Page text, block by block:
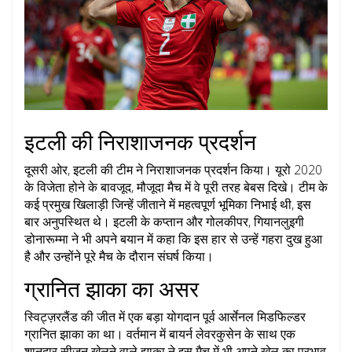
इटली की निराशाजनक प्रदर्शन
दूसरी ओर, इटली की टीम ने निराशाजनक प्रदर्शन किया। यूरो 2020
के विजेता होने के बावजूद, मौजूदा मैच में वे पूरी तरह बेबस दिखे। टीम के
कई प्रमुख खिलाड़ी जिन्हें जीताने में महत्वपूर्ण भूमिका निभाई थी, इस
बार अनुपस्थित थे। इटली के कप्तान और गोलकीपर, गियानलुइगी
डोनारूम्मा ने भी अपने बयान में कहा कि इस हार से उन्हें गहरा दुख हुआ
है और उन्होंने पूरे मैच के दौरान संघर्ष किया।
ग्रानित झाका का असर
स्विट्ज़रलैंड की जीत में एक बड़ा योगदान पूर्व आर्सेनल मिडफिल्डर
ग्रानित झाका का था। वर्तमान में बायर्न लेवरकुसेन के साथ एक